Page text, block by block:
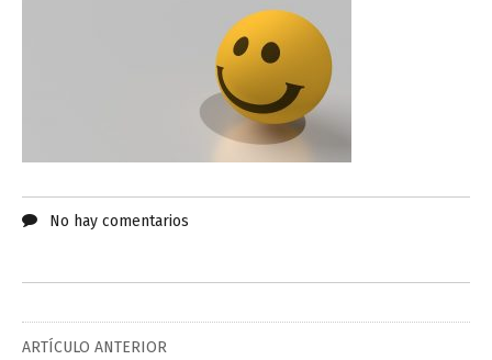
No hay comentarios
ARTÍCULO ANTERIOR